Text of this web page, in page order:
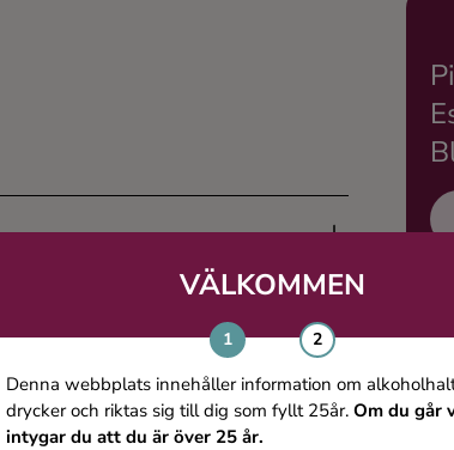
VÄLKOMMEN
Denna webbplats innehåller information om
drycker och riktas sig till dig som fyllt 25år. Om du går
intygar du att du är över 25 år.
Du kanske även gillar